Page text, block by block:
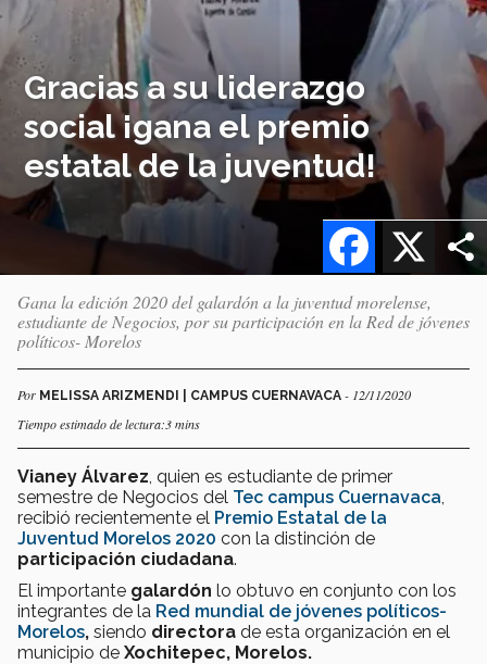
Gracias a su liderazgo
social ¡gana el premio
estatal de la juventud!
X
Facebook
Gana la edición 2020 del galardón a la juventud morelense,
estudiante de Negocios, por su participación en la Red de jóvenes
políticos- Morelos
Por MELISSA ARIZMENDI | CAMPUS CUERNAVACA - 12/11/2020
Tiempo estimado de lectura:3 mins
Vianey Álvarez , quien es estudiante de primer
semestre de Negocios del Tec campus Cuernavaca
recibió recientemente el Premio Estatal de la
Juventud Morelos 2020 con la distinción de
participación ciudadana.
El importante galardón lo obtuvo en conjunto con los
integrantes de la Red mundial de jóvenes políticos-
Morelos, siendo directora de esta organización en el
municipio de Xochitepec, Morelos.